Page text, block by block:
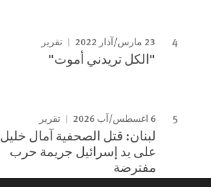
23 مارس/آذار 2022 تقرير
"الكل تريدني أموت"
6 اغسطس/آب 2026 تقرير
لبنان: قتل الصحفية آمال خليل
على يد إسرائيل جريمة حرب
مفترضة